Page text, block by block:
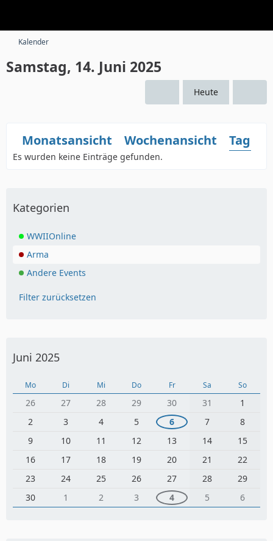
Kalender
Samstag, 14. Juni 2025
Heute
Monatsansicht Wochenansicht
Es wurden keine Einträge gefunden.
Kategorien
WWIIOnline
Arma
Andere Events
Filter zurücksetzen
Juni 2025
Mo Di Mi Do Fr Sa So
26 27 28 29 30 31
1
2
3 4 5 6 7
8
9
10 11 12 13 14
15
16
17 18 19 20 21
22
23
24 25 26 27 28
29
30
1 2 3 4 5 6